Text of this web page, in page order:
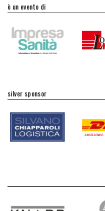
è un evento di
silver sponsor